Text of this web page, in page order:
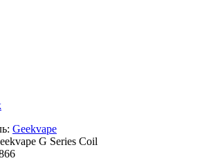
Geekvape
G Series Coil